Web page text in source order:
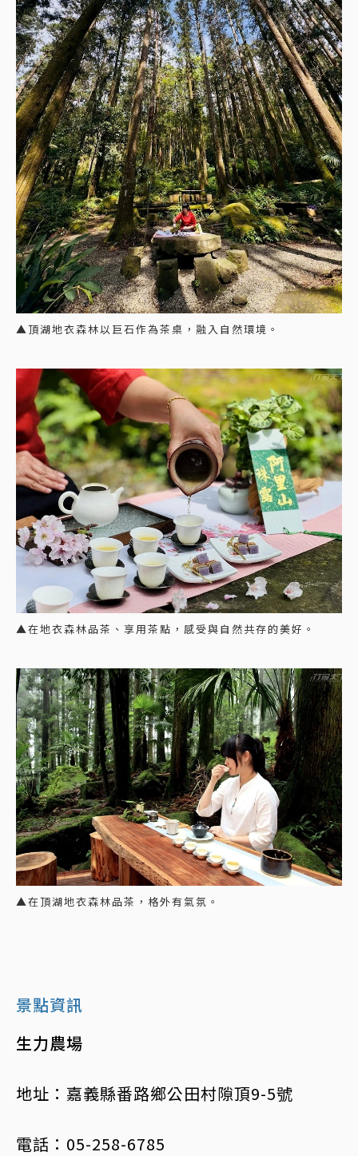
▲頂湖地衣森林以巨石作為茶桌，融入自然環境。
▲在地衣森林品茶、享用茶點，感受與自然共存的美好。
▲在頂湖地衣森林品茶，格外有氣氛。
景點資訊
生力農場
地址：嘉義縣番路鄉公田村隙頂9-5號
電話：05-258-6785